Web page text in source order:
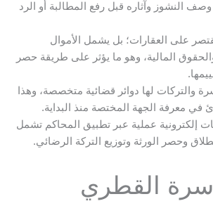
النشوز وآثاره قبل رفع المطالبة أو الرد
على العقارات؛ بل يشمل الأموال
المالية، وهو ما يؤثر على طريقة حصر
والتركات لها دوائر قضائية متخصصة، وهذا
في معرفة الجهة المختصة منذ البداية.
إلكترونية عملية عبر تطبيق المحاكم تشمل
وحصر الورثة وتوزيع التركة الرضائي.
القطري